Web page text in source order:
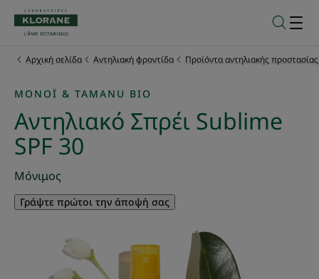
Αρχική σελίδα Αντηλιακή φροντίδα Προϊόντα αντηλιακής προστασίας
MONOÏ & TAMANU BIO
Αντηλιακό Σπρέι Sublime
SPF 30
Μόνιμος
Γράψτε πρώτοι την άποψή σας